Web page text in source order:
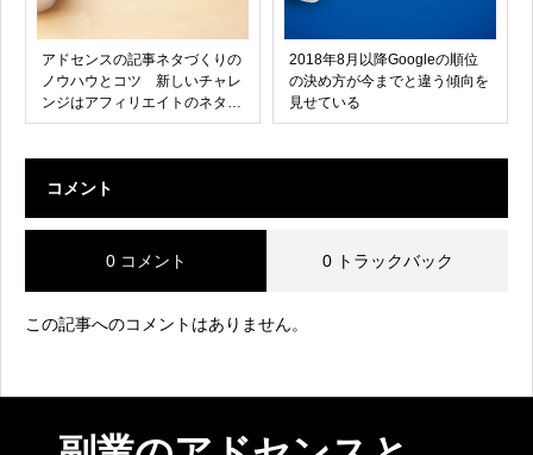
アドセンスの記事ネタづくりの
ノウハウとコツ 新しいチャレ
ンジはアフィリエイトのネタに
なるチャンス
2018年8月以降Googleの順位
の決め方が今までと違う傾向を
見せている
コメント
0 コメント 0 トラックバック
この記事へのコメントはありません。